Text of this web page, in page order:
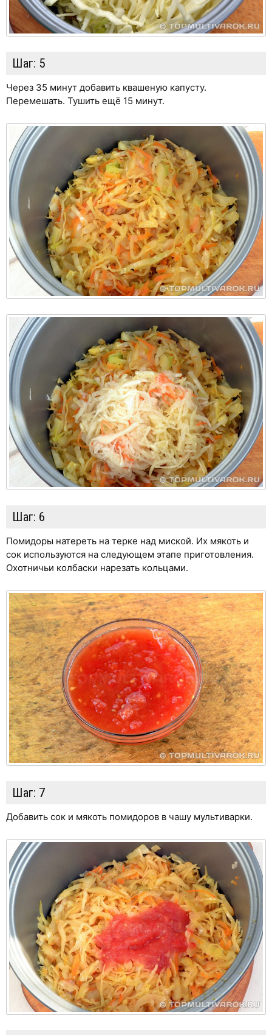
Шаг: 5
Через 35 минут добавить квашеную капусту.
Перемешать. Тушить ещё 15 минут.
Шаг: 6
Помидоры натереть на терке над миской. Их мякоть и
сок используются на следующем этапе приготовления.
Охотничьи колбаски нарезать кольцами.
Шаг: 7
Добавить сок и мякоть помидоров в чашу мультиварки.